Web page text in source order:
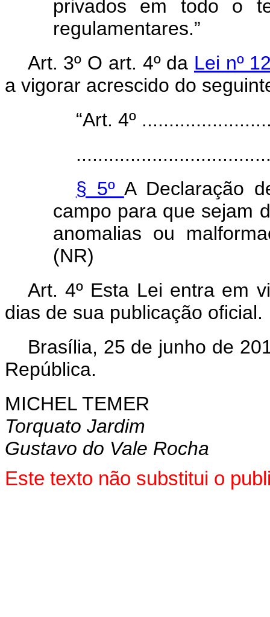
privados em todo o
regulamentares.”
Art. 3º O art. 4º da Lei nº
a vigorar acrescido do
“Art. 4º
§ 5º A Declaração
campo para que sejam
anomalias ou
(NR)
Art. 4º Esta Lei entra em
dias de sua publicação oficial.
Brasília, 25 de junho de
República.
MICHEL TEMER
Torquato Jardim
Gustavo do Vale Rocha
Este texto não substitui o